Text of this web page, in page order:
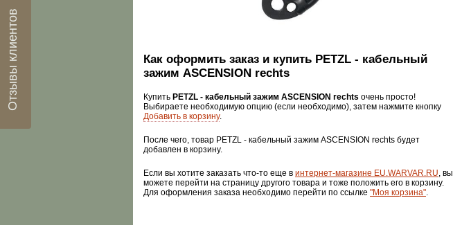
Как оформить заказ и купить PETZL - кабельный
зажим ASCENSION rechts
Купить PETZL - кабельный зажим ASCENSION rechts очень просто!
Выбираете необходимую опцию (если необходимо), затем нажмите кнопку
Добавить в корзину.
После чего, товар PETZL - кабельный зажим ASCENSION rechts будет
добавлен в корзину.
Если вы хотите заказать что-то еще в интернет-магазине EU.WARVAR.RU, вы
можете перейти на страницу другого товара и тоже положить его в корзину.
Для оформления заказа необходимо перейти по ссылке "Моя корзина".
Отзывы клиентов